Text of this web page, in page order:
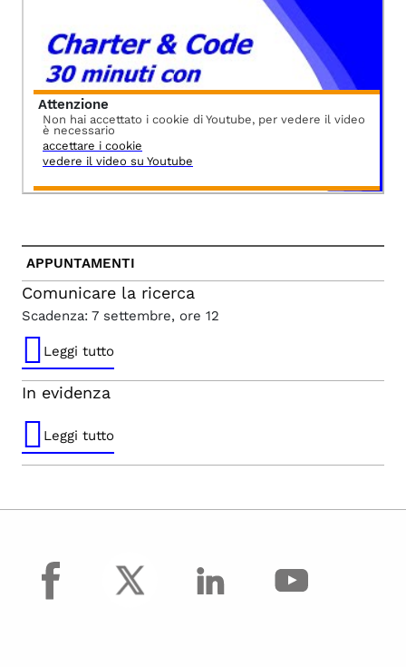
Attenzione
Non hai accettato i cookie di Youtube, per vedere il video
è necessario
accettare i cookie
vedere il video su Youtube
APPUNTAMENTI
Comunicare la ricerca
Scadenza: 7 settembre, ore 12
Leggi tutto
In evidenza
Leggi tutto
facebook